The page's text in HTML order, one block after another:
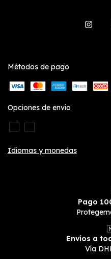
Métodos de pago
Opciones de envío
Idiomas y monedas
Pago
Envíos a
Vía